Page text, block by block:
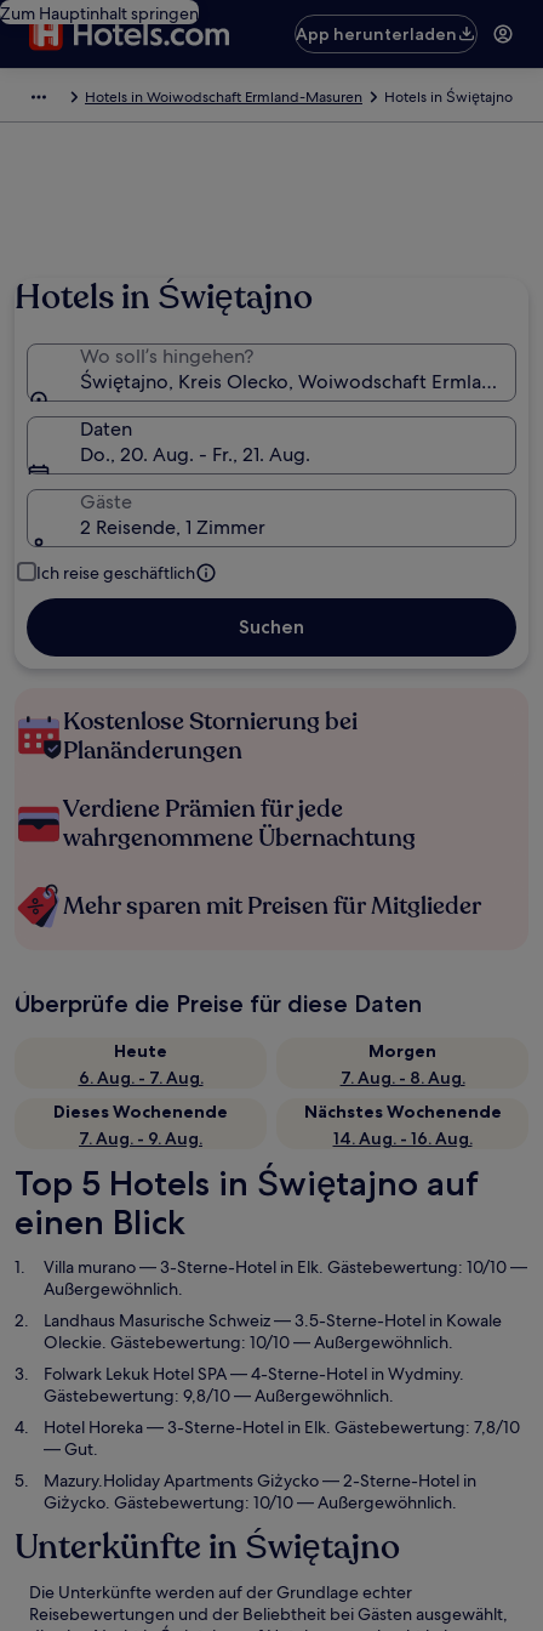
Zum Hauptinhalt springen
App herunterladen
Hotels in Woiwodschaft Ermland-Masuren Hotels in Świętajno
Hotels in Świętajno
Wo soll’s hingehen?
Świętajno, Kreis Olecko, Woiwodschaft Ermland-
Daten
Do., 20. Aug. - Fr., 21. Aug.
Gäste
2 Reisende, 1 Zimmer
Ich reise geschäftlich
Suchen
Kostenlose Stornierung bei
Planänderungen
Verdiene Prämien für jede
wahrgenommene Übernachtung
Mehr sparen mit Preisen für Mitglieder
Überprüfe die Preise für diese Daten
Heute
6. Aug. - 7. Aug.
Morgen
7. Aug. - 8. Aug.
Dieses Wochenende
7. Aug. - 9. Aug.
Nächstes Wochenende
14. Aug. - 16. Aug.
Top 5 Hotels in Świętajno auf
einen Blick
Villa murano— 3-Sterne-Hotel in Elk. Gästebewertung: 10/10 —
Außergewöhnlich.
Landhaus Masurische Schweiz— 3.5-Sterne-Hotel in Kowale
Oleckie. Gästebewertung: 10/10 — Außergewöhnlich.
Folwark Lekuk Hotel SPA— 4-Sterne-Hotel in Wydminy.
Gästebewertung: 9,8/10 — Außergewöhnlich.
Hotel Horeka— 3-Sterne-Hotel in Elk. Gästebewertung: 7,8/10
— Gut.
Mazury.Holiday Apartments Giżycko— 2-Sterne-Hotel in
Giżycko. Gästebewertung: 10/10 — Außergewöhnlich.
Unterkünfte in Świętajno
Die Unterkünfte werden auf der Grundlage echter
Reisebewertungen und der Beliebtheit bei Gästen ausgewählt,